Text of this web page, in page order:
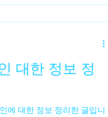
은 4시간을 일해도 스웨디시
✔ 오래 일할수록 수입이 늘
있어 큰 차이를 만들기 어렵
가가 높고 집중 근무 시 짧
. 그래서✔ 투잡✔ 파트타임✔